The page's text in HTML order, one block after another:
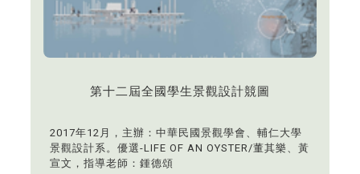
第十二屆全國學生景觀設計競圖
2017年12月，主辦：中華民國景觀學會、輔仁大學
景觀設計系。優選-LIFE OF AN OYSTER/董其樂、黃
宣文，指導老師：鍾德頌